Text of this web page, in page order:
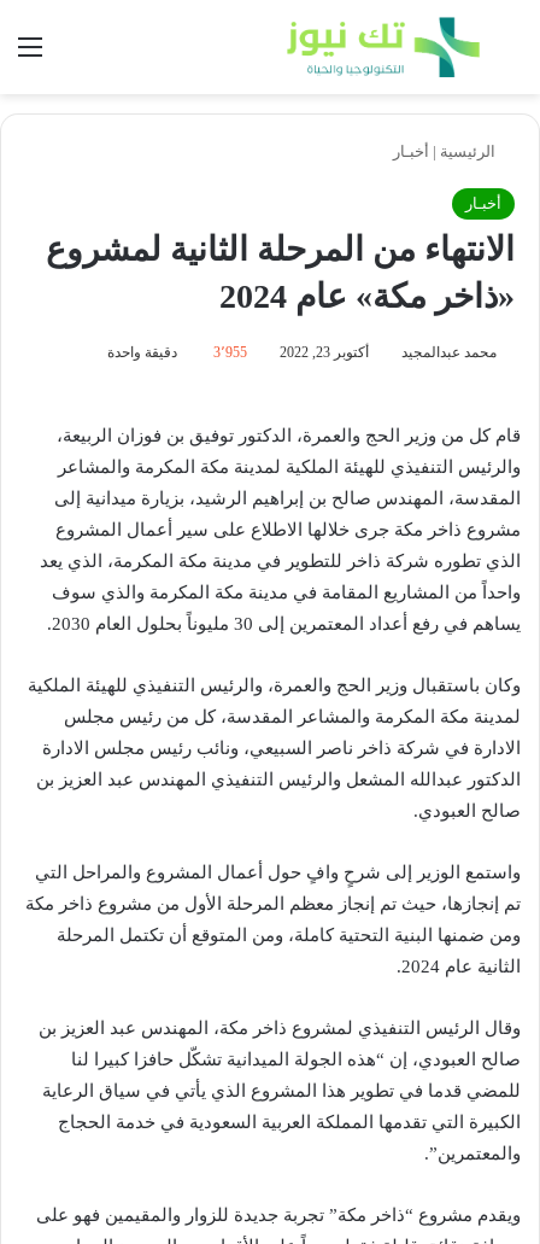
بحث عن
الرئيسية | أخبـار
أخبـار
الانتهاء من المرحلة الثانية لمشروع
«ذاخر مكة» عام 2024
محمد عبدالمجيد أكتوبر 23, 2022 3٬955 دقيقة واحدة
قام كل من وزير الحج والعمرة، الدكتور توفيق بن فوزان الربيعة،
والرئيس التنفيذي للهيئة الملكية لمدينة مكة المكرمة والمشاعر
المقدسة، المهندس صالح بن إبراهيم الرشيد، بزيارة ميدانية إلى
مشروع ذاخر مكة جرى خلالها الاطلاع على سير أعمال المشروع
الذي تطوره شركة ذاخر للتطوير في مدينة مكة المكرمة، الذي يعد
واحداً من المشاريع المقامة في مدينة مكة المكرمة والذي سوف
يساهم في رفع أعداد المعتمرين إلى 30 مليوناً بحلول العام 2030.
وكان باستقبال وزير الحج والعمرة، والرئيس التنفيذي للهيئة الملكية
لمدينة مكة المكرمة والمشاعر المقدسة، كل من رئيس مجلس
الادارة في شركة ذاخر ناصر السبيعي، ونائب رئيس مجلس الادارة
الدكتور عبدالله المشعل والرئيس التنفيذي المهندس عبد العزيز بن
صالح العبودي.
واستمع الوزير إلى شرحٍ وافٍ حول أعمال المشروع والمراحل التي
تم إنجازها، حيث تم إنجاز معظم المرحلة الأول من مشروع ذاخر مكة
ومن ضمنها البنية التحتية كاملة، ومن المتوقع أن تكتمل المرحلة
الثانية عام 2024.
وقال الرئيس التنفيذي لمشروع ذاخر مكة، المهندس عبد العزيز بن
صالح العبودي، إن “هذه الجولة الميدانية تشكّل حافزا كبيرا لنا
للمضي قدما في تطوير هذا المشروع الذي يأتي في سياق الرعاية
الكبيرة التي تقدمها المملكة العربية السعودية في خدمة الحجاج
والمعتمرين”.
ويقدم مشروع “ذاخر مكة” تجربة جديدة للزوار والمقيمين فهو على